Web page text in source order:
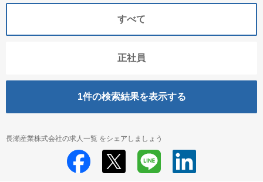
すべて
正社員
1件の検索結果を表示する
長瀬産業株式会社の求人一覧 をシェアしましょう